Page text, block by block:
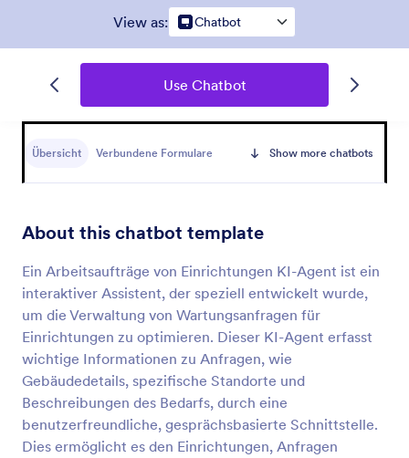
View as: Chatbot
Use Chatbot
Übersicht Verbundene Formulare Show more chatbots
About this chatbot template
Ein Arbeitsaufträge von Einrichtungen KI-Agent ist ein
interaktiver Assistent, der speziell entwickelt wurde,
um die Verwaltung von Wartungsanfragen für
Einrichtungen zu optimieren. Dieser KI-Agent erfasst
wichtige Informationen zu Anfragen, wie
Gebäudedetails, spezifische Standorte und
Beschreibungen des Bedarfs, durch eine
benutzerfreundliche, gesprächsbasierte Schnittstelle.
Dies ermöglicht es den Einrichtungen, Anfragen